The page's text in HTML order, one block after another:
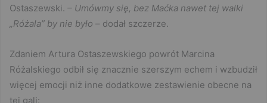
Ostaszewski. – Umówmy się, bez Maćka nawet tej walki
„Różala” by nie było – dodał szczerze.
Zdaniem Artura Ostaszewskiego powrót Marcina
Różalskiego odbił się znacznie szerszym echem i wzbudził
więcej emocji niż inne dodatkowe zestawienie obecne na
tej gali: